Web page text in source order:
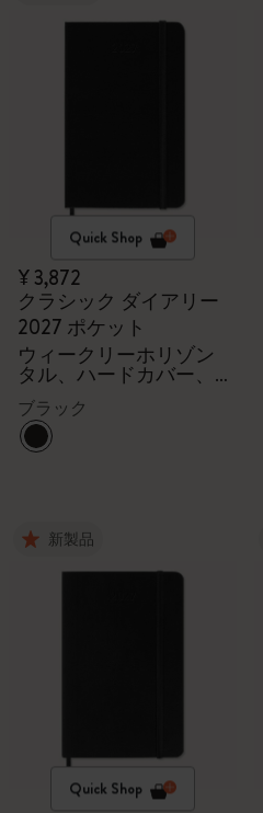
Quick Shop
¥ 3,872
クラシック ダイアリー
2027 ポケット
ウィークリーホリゾン
タル、ハードカバー、
12ヶ月
ブラック
新製品
Quick Shop